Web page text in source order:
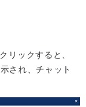
リックすると、
され、チャット